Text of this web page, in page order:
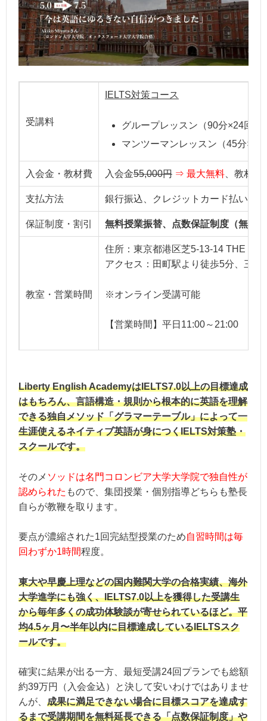
受講料
IELTS対策コース
グループレッスン（90分×24回～
マンツーマンレッスン（45分
入会金・教材費 入会金55,000円 ⇒ 最大無料 、教材費
支払方法 銀行振込、クレジットカード払い（
保証制度・割引 無料授業振替、点数保証制度（無料
教室・営業時間
住所：東京都港区芝5-13-14 THE
アクセス：田町駅より徒歩5分、三
※オンライン受講可能
【営業時間】平日11:00～21:00 土
Liberty English AcademyはIELTS7.0以上の目標達成
はもちろん、言語構造・規則から根本的に英語を理解
できる独自メソッド「グラマーテーブル」によって一
生涯使えるネイティブ英語が身につくIELTS対策塾・
スクールです。
そのメ ソッドは名門コロンビア大学大学院で独自性が
認められた もので、集団授業・個別指導どちらも塾長
自らが教鞭を取ります。
要点が濃縮された1回完結型授業のため自習時間は毎
回わずか1時間程度。
東大や早慶上理などの国内難関大学の合格実績、海外
大学進学にも強く、IELTS7.0以上を獲得した受講生
から毎年多くの成功体験談が寄せられているほど。平
均4.5ヶ月〜半年以内に目標達成しているIELTSスク
ールです。
確実に結果が出る一方、最短受講24回プランでも総額
約39万円（入会金込）と決して安いわけではありませ
んが、 成果に満足できない場合に目標スコアを達成す
るまで受講期間を無料延長できる「点数保証制度」や